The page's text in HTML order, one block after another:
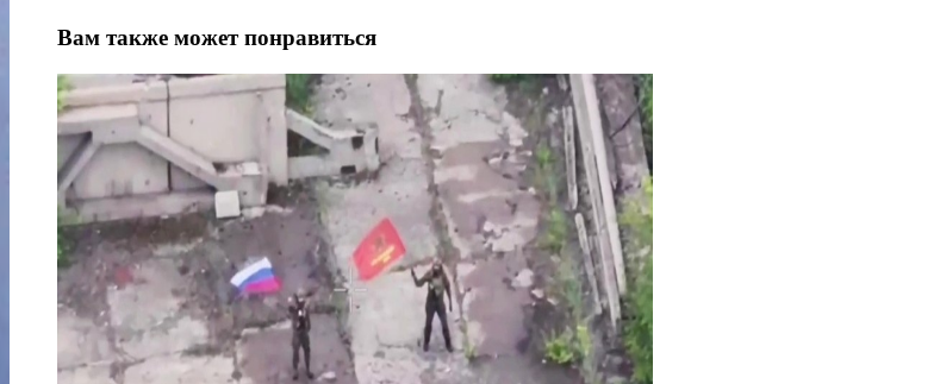
Вам также может понравиться